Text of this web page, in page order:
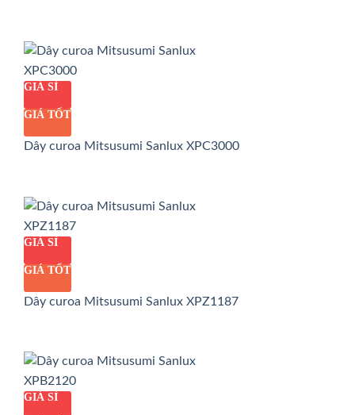
GIÁ SỈ
GIÁ TỐT
Dây curoa Mitsusumi Sanlux XPC3000
GIÁ SỈ
GIÁ TỐT
Dây curoa Mitsusumi Sanlux XPZ1187
GIÁ SỈ